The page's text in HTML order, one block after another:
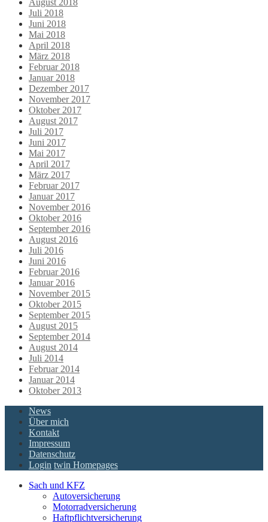
Juli 2018
Juni 2018
Mai 2018
April 2018
März 2018
Februar 2018
Januar 2018
Dezember 2017
November 2017
Oktober 2017
August 2017
Juli 2017
Juni 2017
Mai 2017
April 2017
März 2017
Februar 2017
Januar 2017
November 2016
Oktober 2016
September 2016
August 2016
Juli 2016
Juni 2016
Februar 2016
Januar 2016
November 2015
Oktober 2015
September 2015
August 2015
September 2014
August 2014
Juli 2014
Februar 2014
Januar 2014
Oktober 2013
News
Über mich
Kontakt
Impressum
Datenschutz
Login twin Homepages
Sach und KFZ
Autoversicherung
Motorradversicherung
Haftpflichtversicherung